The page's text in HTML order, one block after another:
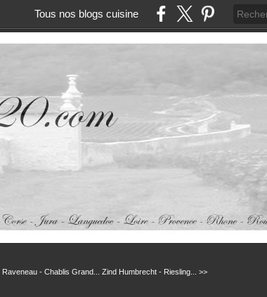
Tous nos blogs cuisine
- Chablis Grand... Zind Humbrecht - Riesling... >>